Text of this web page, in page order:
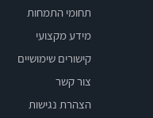
תחומי התמחות
מידע מקצועי
קישורים שימושיים
צור קשר
הצהרת נגישות